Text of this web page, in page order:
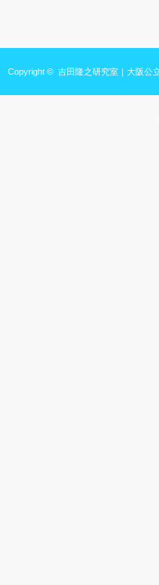
Copyright ©吉田隆之研究室｜大阪公